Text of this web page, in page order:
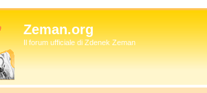
Zeman.org
Il forum ufficiale di Zdenek Zeman